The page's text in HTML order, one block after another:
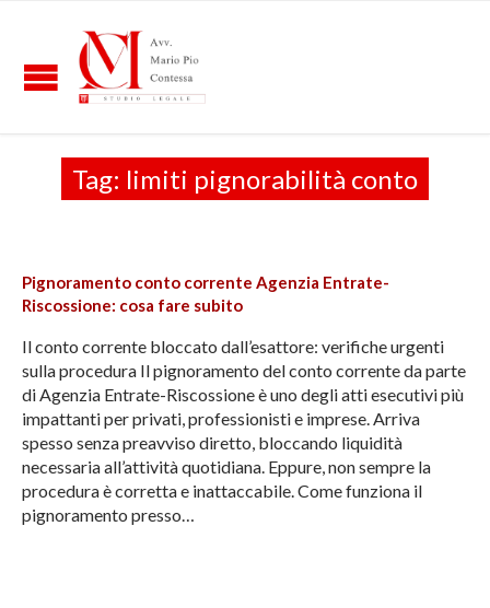
Tag: limiti pignorabilità conto
Pignoramento conto corrente Agenzia Entrate-
Riscossione: cosa fare subito
Il conto corrente bloccato dall’esattore: verifiche urgenti
sulla procedura Il pignoramento del conto corrente da parte
di Agenzia Entrate-Riscossione è uno degli atti esecutivi più
impattanti per privati, professionisti e imprese. Arriva
spesso senza preavviso diretto, bloccando liquidità
necessaria all’attività quotidiana. Eppure, non sempre la
procedura è corretta e inattaccabile. Come funziona il
pignoramento presso…